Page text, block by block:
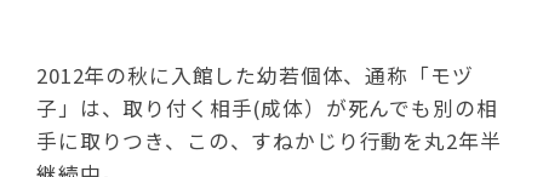
2012年の秋に入館した幼若個体、通称「モヅ
子」は、取り付く相手(成体）が死んでも別の相
手に取りつき、この、すねかじり行動を丸2年半